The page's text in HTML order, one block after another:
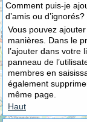
Comment puis-je
d’amis ou d’ignorés?
Vous pouvez
manières. Dans le
l’ajouter dans votre
panneau de
membres en
également
même page.
Haut